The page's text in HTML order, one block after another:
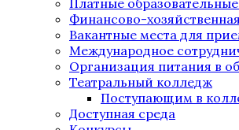
Платные образовательные
Финансово-
Вакантные места для
Международное
Организация питания в
Театральный колледж
Поступающим в
Доступная среда